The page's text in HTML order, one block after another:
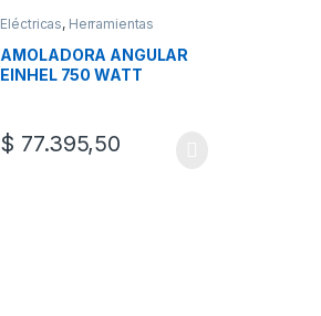
Eléctricas, Herramientas
AMOLADORA ANGULAR
EINHEL 750 WATT
$ 77.395,50